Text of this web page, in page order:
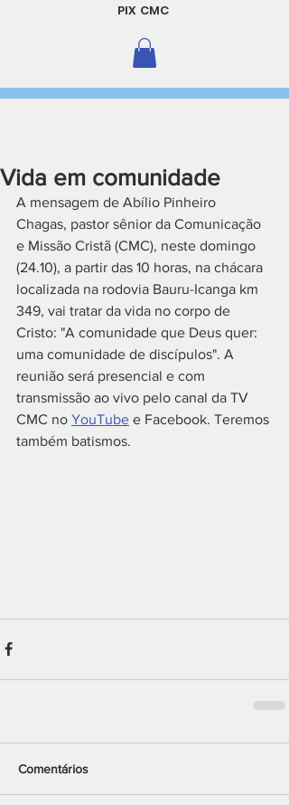
PIX CMC
Vida em comunidade
A mensagem de Abílio Pinheiro
Chagas, pastor sênior da Comunicação
e Missão Cristã (CMC), neste domingo
(24.10), a partir das 10 horas, na chácara
localizada na rodovia Bauru-Icanga km
349, vai tratar da vida no corpo de
Cristo: "A comunidade que Deus quer:
uma comunidade de discípulos". A
reunião será presencial e com
transmissão ao vivo pelo canal da TV
CMC no YouTube e Facebook. Teremos
também batismos.
Comentários